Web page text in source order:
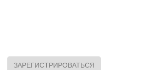
ЗАРЕГИСТРИРОВАТЬСЯ